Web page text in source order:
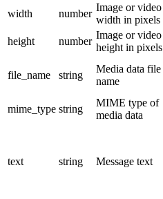
width
number
Image or video
width in pixels
height
number
Image or video
height in pixels
file_name string
Media data file
name
mime_type string
MIME type of
media data
text string Message text